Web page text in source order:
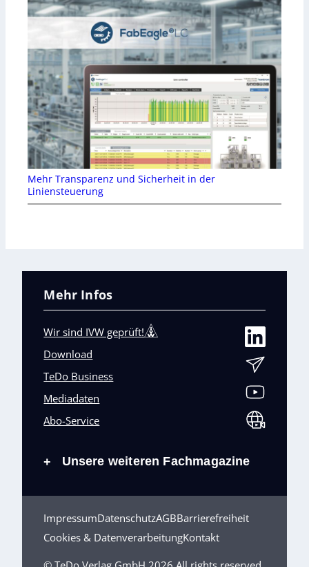
Mehr Transparenz und Sicherheit in der
Liniensteuerung
Mehr Infos
Wir sind IVW geprüft!
Download
TeDo Business
Mediadaten
Abo-Service
+ Unsere weiteren Fachmagazine
ImpressumDatenschutzAGBBarrierefreiheit
Cookies & DatenverarbeitungKontakt